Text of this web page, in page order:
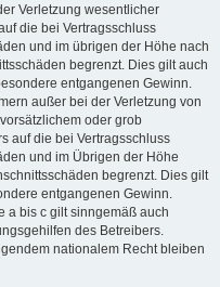
Verletzung wesentlicher
die bei Vertragsschluss
und im übrigen der Höhe nach
begrenzt. Dies gilt auch
entgangenen Gewinn.
außer bei der Verletzung von
oder grob
auf die bei Vertragsschluss
und im Übrigen der Höhe
begrenzt. Dies gilt
entgangenen Gewinn.
a bis c gilt sinngemäß auch
des Betreibers.
nationalem Recht bleiben